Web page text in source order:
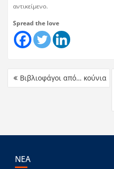
αντικείμενο.
Spread the love
Βιβλιοφάγοι από… κούνια
ΝΕΑ